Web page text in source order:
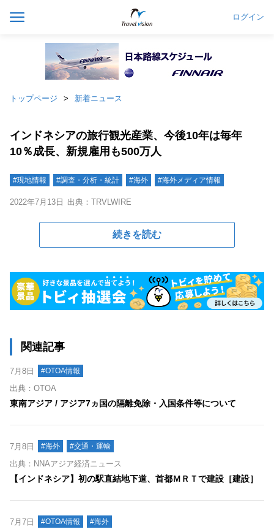
ログイン
トップページ 新着ニュース
インドネシアの旅行観光産業、今後10年は毎年
10％成長、新規雇用も500万人
#現地情報 #調査・分析・統計 #海外 #海外メディア情報
2022年7月13日 出典：TRVLWIRE
続きを読む
関連記事
7月8日 #OTOA情報
出典：OTOA
東南アジア / アジア7ヵ国の隔離免除・入国条件等について
7月8日 #海外 #交通・運輸
出典：NNAアジア経済ニュース
【インドネシア】初の駅直結地下道、首都ＭＲＴで建設［建設］
7月7日 #OTOA情報 #海外